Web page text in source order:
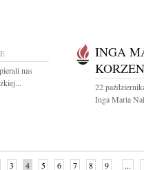
nas
INGA
22
Inga Maria
3 4 5 6 7 8 9 ...